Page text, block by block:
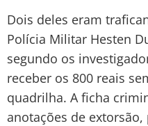
Dois deles eram
Polícia Militar Hesten
segundo os
receber os 800 reais
quadrilha. A ficha
anotações de